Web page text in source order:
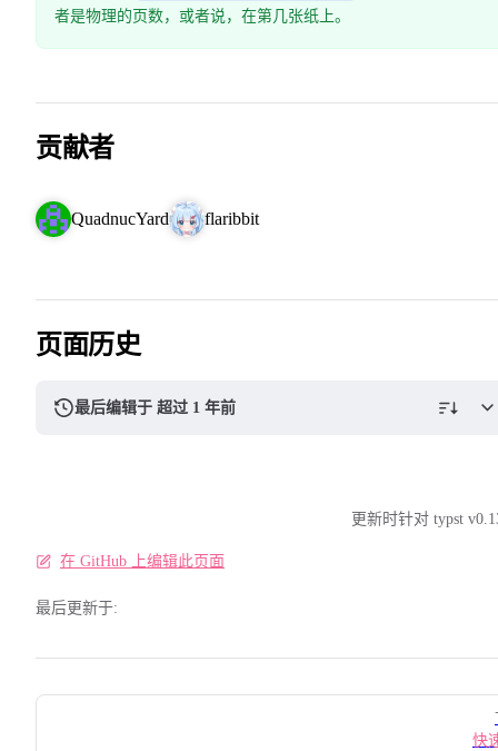
者是物理的页数，或者说，在第几张纸上。
贡献者
QuadnucYard flaribbit
页面历史
最后编辑于 超过 1 年前
更新时针对 typst
在 GitHub 上编辑此页面
最后更新于:
Pager
快